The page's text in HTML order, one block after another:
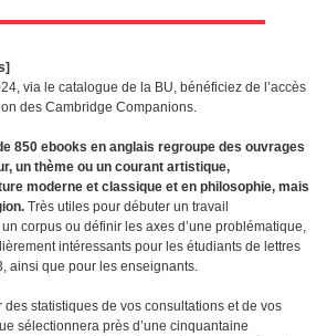
via le catalogue de la BU, bénéficiez de l’accès
des Cambridge Companions.
850 ebooks en anglais regroupe des ouvrages
un thème ou un courant artistique,
moderne et classique et en philosophie, mais
Très utiles pour débuter un travail
corpus ou définir les axes d’une problématique,
intéressants pour les étudiants de lettres
ainsi que pour les enseignants.
des statistiques de vos consultations et de vos
sélectionnera près d’une cinquantaine